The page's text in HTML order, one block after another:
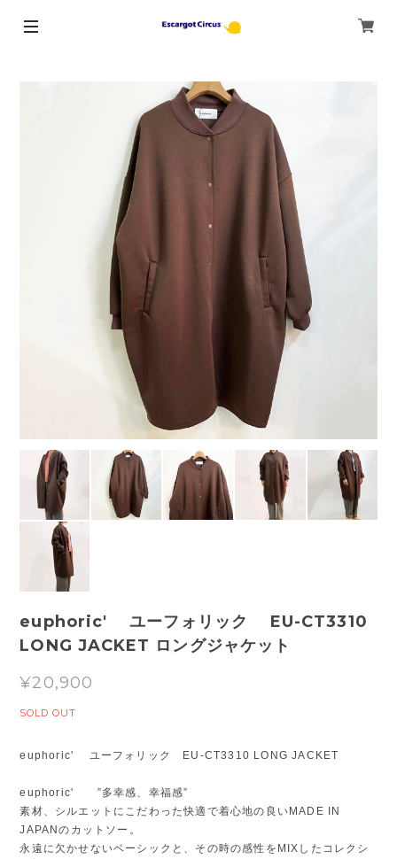
euphoric' ユーフォリック EU-CT3310
LONG JACKET ロングジャケット
¥20,900
SOLD OUT
euphoric' ユーフォリック EU-CT3310 LONG JACKET
euphoric' ”多幸感、幸福感”
素材、シルエットにこだわった快適で着心地の良いMADE IN
JAPANのカットソー。
永遠に欠かせないベーシックと、その時の感性をMIXしたコレクシ